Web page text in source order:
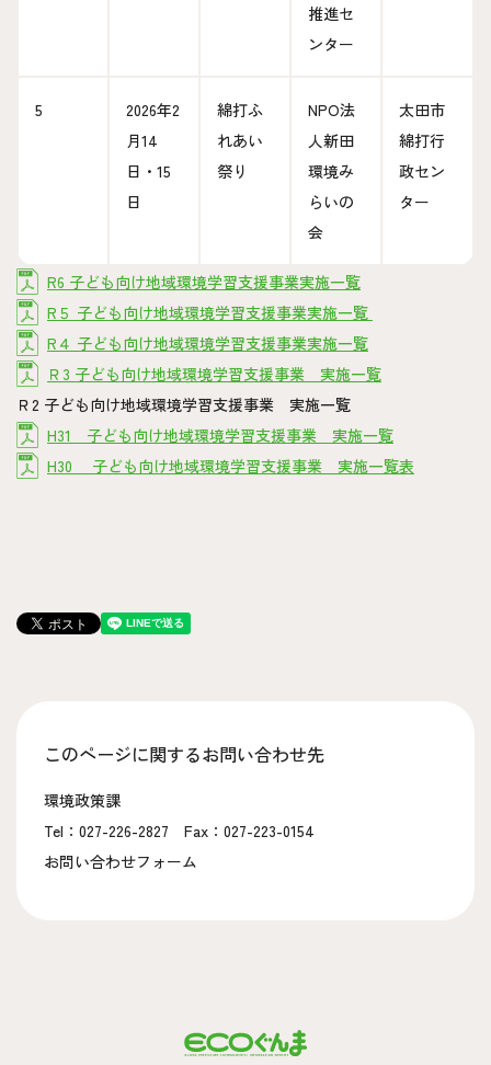
推進セ
ンター
5
2026年2
月14
日・15
日
綿打ふ
れあい
祭り
NPO法
人新田
環境み
らいの
会
太田市
綿打行
政セン
ター
R6 子ども向け地域環境学習支援事業実施一覧
R５ 子ども向け地域環境学習支援事業実施一覧
R４ 子ども向け地域環境学習支援事業実施一覧
Ｒ3 子ども向け地域環境学習支援事業 実施一覧
Ｒ2 子ども向け地域環境学習支援事業 実施一覧
H31 子ども向け地域環境学習支援事業 実施一覧
H30 子ども向け地域環境学習支援事業 実施一覧表
このページに関するお問い合わせ先
環境政策課
Tel：027-226-2827 Fax：027-223-0154
お問い合わせフォーム